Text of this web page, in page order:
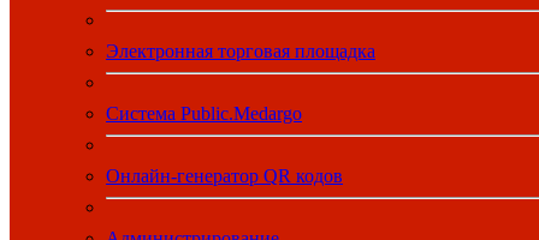
Электронная торговая площадка
Система Public.Medargo
Онлайн-генератор QR кодов